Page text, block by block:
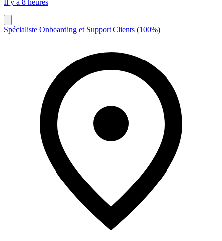
Il y a 8 heures
Spécialiste Onboarding et Support Clients (100%)